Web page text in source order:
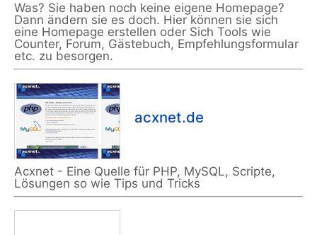
Was? Sie haben noch keine eigene Homepage?
Dann ändern sie es doch. Hier können sie sich
eine Homepage erstellen oder Sich Tools wie
Counter, Forum, Gästebuch, Empfehlungsformular
etc. zu besorgen.
acxnet.de
Acxnet - Eine Quelle für PHP, MySQL, Scripte,
Lösungen so wie Tips und Tricks